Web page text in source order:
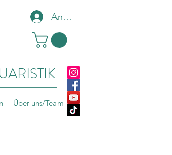
Anmelden
Über uns/Team